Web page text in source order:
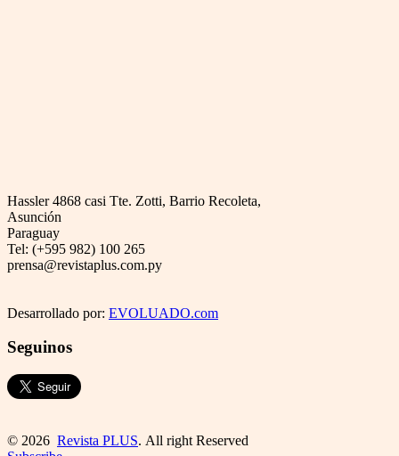
Hassler 4868 casi Tte. Zotti, Barrio Recoleta,
Asunción
Paraguay
Tel: (+595 982) 100 265
prensa@revistaplus.com.py
Desarrollado por: EVOLUADO.com
Seguinos
© 2026 Revista PLUS. All right Reserved